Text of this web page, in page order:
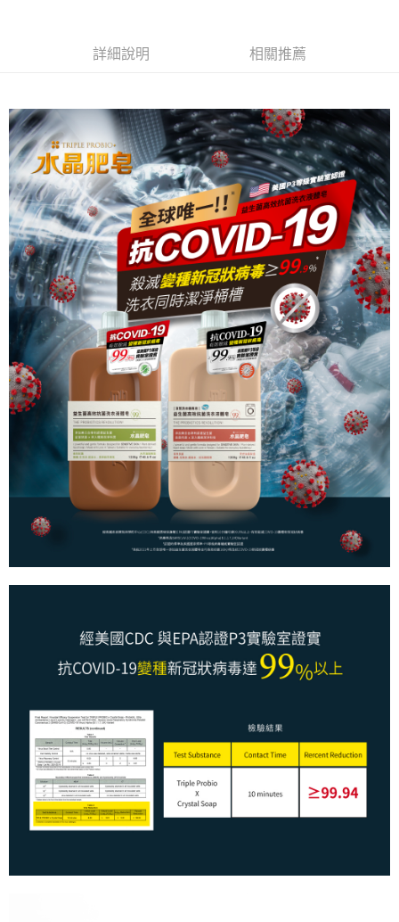
３．收到繳費通知簡訊後14天內，點擊此簡訊中的連結，可透過四大超商／
後付繳納相關費用。
※ 交易是否成功請以「AFTEE先享後付 」之結帳頁面顯示為準，若有關於
是否繳費成功／繳費後需取消欲退款等相關疑問，請聯繫「AFTEE先享後付
客戶支援中心」https://netprotections.freshdesk.com/support/home
【注意事項】
１．透過由恩沛科技股份有限公司提供之「AFTEE先享後付」服務完成之交
易，需依本服務之必要範圍內提供個人資料，並將交易相關給付款項請求債
權轉讓予恩沛科技股份有限公司。
２．關於個人資料處理事宜，請瀏覽以下網址：
https://aftee.tw/terms/#terms3
３．未成年的使用者請事先徵得法定代理人或監護人之同意方可使用
「AFTEE先享後付」，若未經同意申辦者引起之損失，本公司不負相關責
任。
４．使用「AFTEE先享後付」時，將依據個別帳號之用戶狀況，依本公司即
時審查核予不同之上限額度；若仍有額度不足之情形，本公司將視審查結果
請求用戶進行身份認證。
５．嚴禁一人註冊多個帳號或使用他人資訊註冊。若發現惡意使用之情形，
恩沛科技股份有限公司將有權停止該用戶之使用額度並採取法律行動。
詳細說明 相關推薦